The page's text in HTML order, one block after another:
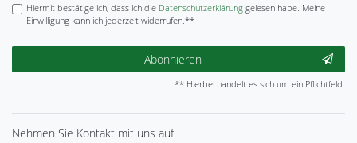
Hiermit bestätige ich, dass ich die Daten­schutz­erklärunggelesen habe. Meine
Einwilligung kann ich jederzeit widerrufen.**
Abonnieren
** Hierbei handelt es sich um ein Pflichtfeld.
Nehmen Sie Kontakt mit uns auf